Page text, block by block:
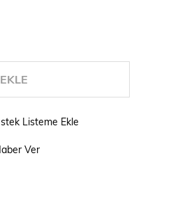
Listeme Ekle
Ver